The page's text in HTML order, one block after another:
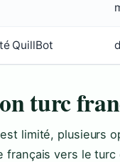
QuillBot
turc
limité, plusieurs
français vers le